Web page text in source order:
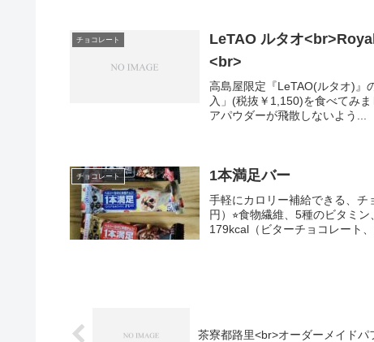
チョコレート
LeTAO ルタオ
<br>
高島屋限定『LeTAO(ルタオ)』
入」(税抜￥1,150)を食べてみ
アパウダーが飛散しないよう...
チョコレート 1本満足バー
手軽にカロリー補給できる、
円）⭐︎食物繊維、5種のビタミ
179kcal（ビターチョコレート
茶寮都路里<br>オーダーメイドパ